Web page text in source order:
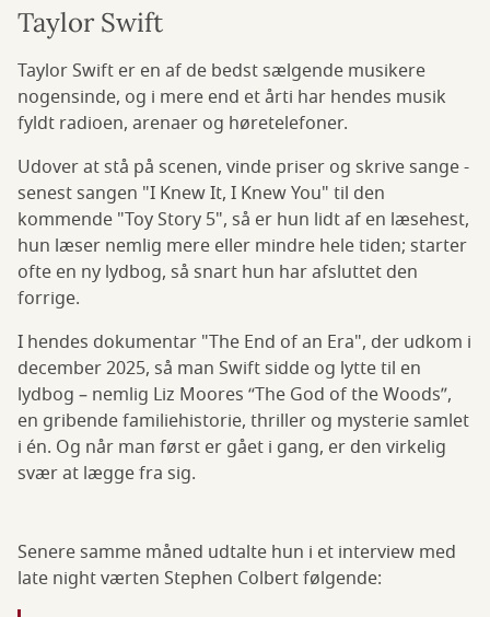
Taylor Swift
Taylor Swift er en af de bedst sælgende musikere
nogensinde, og i mere end et årti har hendes musik
fyldt radioen, arenaer og høretelefoner.
Udover at stå på scenen, vinde priser og skrive sange -
senest sangen "I Knew It, I Knew You" til den
kommende "Toy Story 5", så er hun lidt af en læsehest,
hun læser nemlig mere eller mindre hele tiden; starter
ofte en ny lydbog, så snart hun har afsluttet den
forrige.
I hendes dokumentar "The End of an Era", der udkom i
december 2025, så man Swift sidde og lytte til en
lydbog – nemlig Liz Moores “The God of the Woods”,
en gribende familiehistorie, thriller og mysterie samlet
i én. Og når man først er gået i gang, er den virkelig
svær at lægge fra sig.
Senere samme måned udtalte hun i et interview med
late night værten Stephen Colbert følgende: